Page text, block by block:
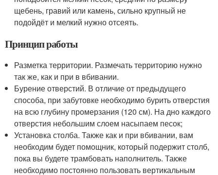
щебень, гравий или камень, сильно крупный не
подойдёт и мелкий нужно отсеять.
Принцип работы
Разметка территории. Размечать территорию нужно
так же, как и при в вбивании.
Бурение отверстий. В отличие от предыдущего
способа, при забутовке необходимо бурить отверстия
на всю глубину промерзания (120 см). На дно каждого
отверстия небольшим слоем насыпаем песок;
Установка столба. Также как и при вбивании, вам
необходим будет помощник, который подержит столб,
пока вы будете трамбовать наполнитель. Также
необходимо постоянно пользовать вертикальным